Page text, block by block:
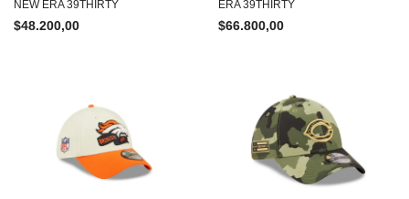
NEW ERA 39THIRTY
$48.200,00
ERA 39THIRTY
$66.800,00